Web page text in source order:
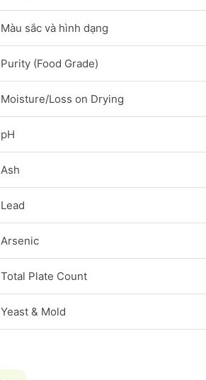
Màu sắc và hình dạng
Purity (Food Grade)
Moisture/Loss on Drying
pH
Ash
Lead
Arsenic
Total Plate Count
Yeast & Mold